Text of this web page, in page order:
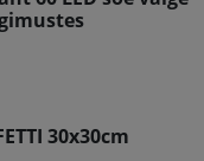
30x30cm